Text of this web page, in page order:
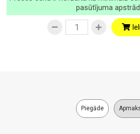
pasūtījuma
Piegāde